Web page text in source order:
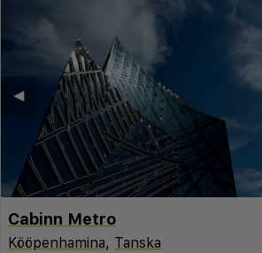
◀︎
Cabinn Metro
Kööpenhamina, Tanska